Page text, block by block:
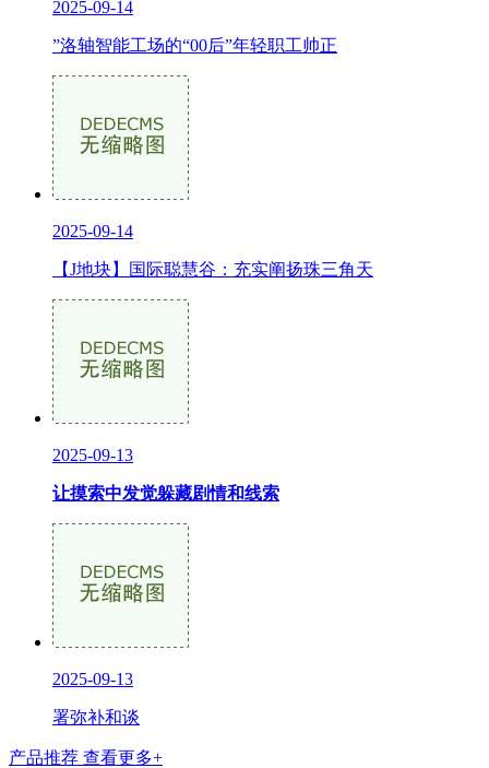
2025-09-14
”洛轴智能工场的“00后”年轻职工帅正
2025-09-14
【J地块】国际聪慧谷：充实阐扬珠三角天
2025-09-13
让摸索中发觉躲藏剧情和线索
2025-09-13
署弥补和谈
产品推荐 查看更多+